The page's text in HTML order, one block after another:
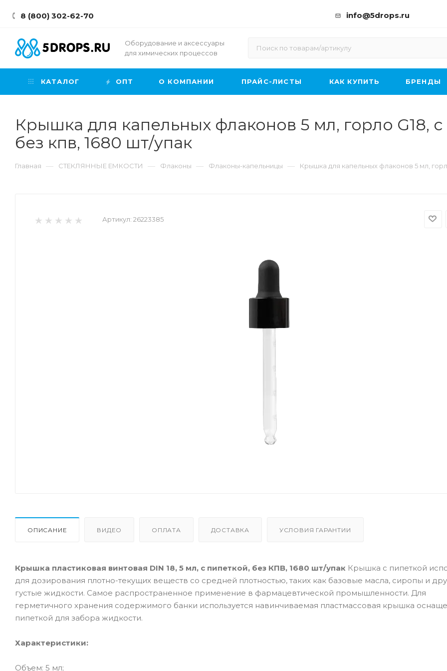
8 (800) 302-62-70 info@5drops.ru
Оборудование и аксессуары
для химических процессов
КАТАЛОГ ОПТ О КОМПАНИИ ПРАЙС-ЛИСТЫ КАК КУПИТЬ БРЕНДЫ
Крышка для капельных флаконов 5 мл, горло G18, с
без кпв, 1680 шт/упак
Главная — СТЕКЛЯННЫЕ ЕМКОСТИ — Флаконы — Флаконы-капельницы — Крышка для капельных флаконов 5 мл,
Артикул: 26223385
ОПИСАНИЕ ВИДЕО ОПЛАТА ДОСТАВКА УСЛОВИЯ ГАРАНТИИ
Крышка пластиковая винтовая DIN 18, 5 мл, с пипеткой, без КПВ, 1680 шт/упак Крышка с пипеткой
для дозирования плотно-текущих веществ со средней плотностью, таких как базовые масла, сиропы и
густые жидкости. Самое распространенное применение в фармацевтической промышленности. Для
герметичного хранения содержимого банки используется навинчиваемая пластмассовая крышка
пипеткой для забора жидкости.
Характеристики:
Объем: 5 мл;